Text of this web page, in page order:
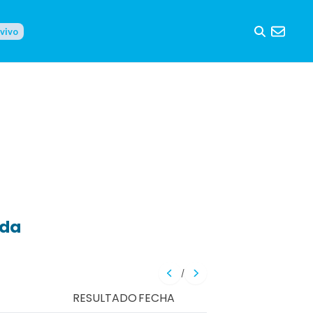
/
RESULTADOFECHA